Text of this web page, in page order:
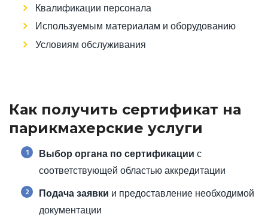
Квалификации персонала
Используемым материалам и оборудованию
Условиям обслуживания
Как получить сертификат на
парикмахерские услуги
1 Выбор органа по сертификациис
соответствующей областью аккредитации
2 Подача заявки и предоставление необходимой
документации